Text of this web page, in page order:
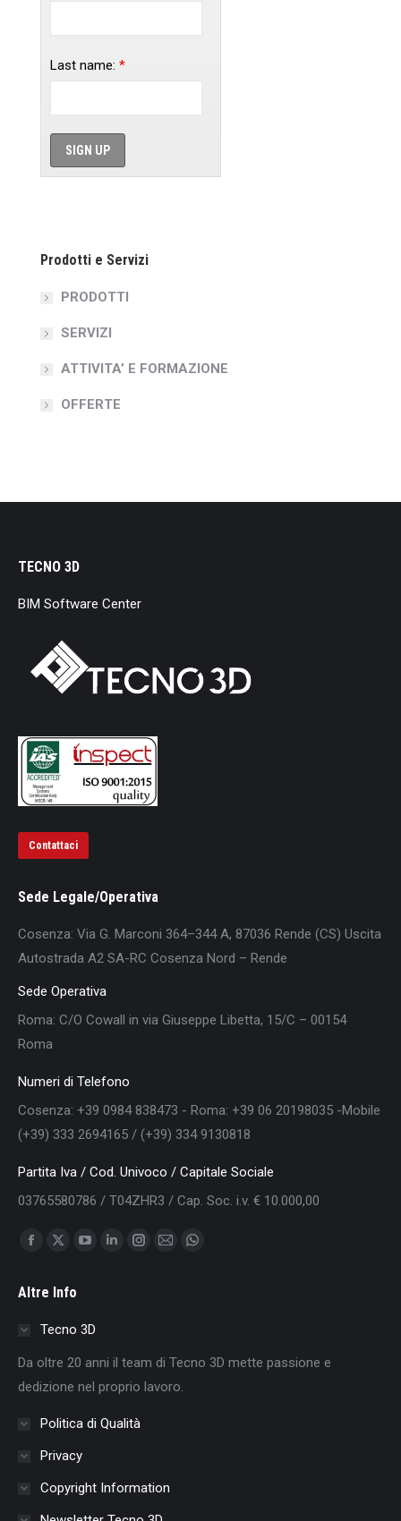
Last name: *
Prodotti e Servizi
PRODOTTI
SERVIZI
ATTIVITA’ E FORMAZIONE
OFFERTE
TECNO 3D
BIM Software Center
Contattaci
Sede Legale/Operativa
Cosenza: Via G. Marconi 364–344 A, 87036 Rende (CS) Uscita
Autostrada A2 SA-RC Cosenza Nord – Rende
Sede Operativa
Roma: C/O Cowall in via Giuseppe Libetta, 15/C – 00154
Roma
Numeri di Telefono
Cosenza: +39 0984 838473 - Roma: +39 06 20198035 -Mobile
(+39) 333 2694165 / (+39) 334 9130818
Partita Iva / Cod. Univoco / Capitale Sociale
03765580786 / T04ZHR3 / Cap. Soc. i.v. € 10.000,00
Find us on:
Facebook
opens
window
X
opens
window
YouTube
in
window
Linkedin
window
Instagram
window
Mail
window
Whatsapp
window
Altre Info
Tecno 3D
Da oltre 20 anni il team di Tecno 3D mette passione e
dedizione nel proprio lavoro.
Politica di Qualità
Privacy
Copyright Information